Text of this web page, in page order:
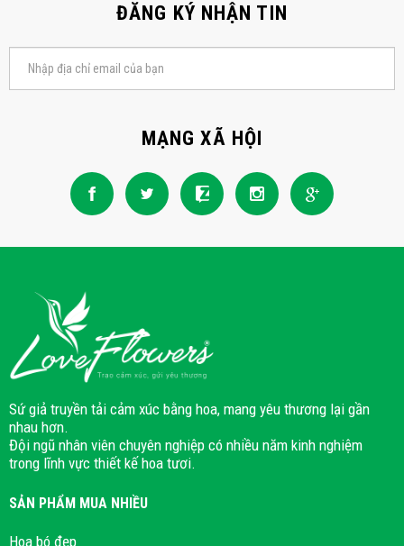
ĐĂNG KÝ NHẬN TIN
MẠNG XÃ HỘI
Sứ giả truyền tải cảm xúc bằng hoa, mang yêu thương lại gần
nhau hơn.
Đội ngũ nhân viên chuyên nghiệp có nhiều năm kinh nghiệm
trong lĩnh vực thiết kế hoa tươi.
SẢN PHẨM MUA NHIỀU
Hoa bó đẹp